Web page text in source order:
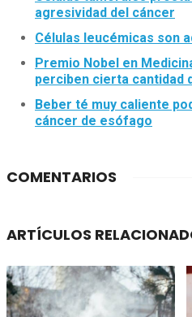
agresividad del cáncer
Células leucémicas son
Premio Nobel en
perciben cierta cantidad
Beber té muy caliente
cáncer de esófago
COMENTARIOS
ARTÍCULOS